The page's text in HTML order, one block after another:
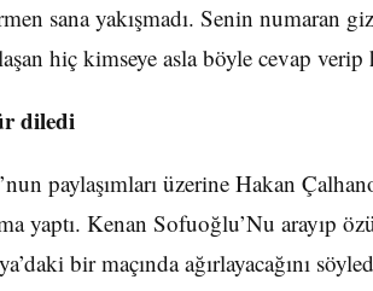
sana yakışmadı. Senin numaran
hiç kimseye asla böyle cevap verip
diledi
paylaşımları üzerine Hakan
yaptı. Kenan Sofuoğlu’Nu arayıp
bir maçında ağırlayacağını